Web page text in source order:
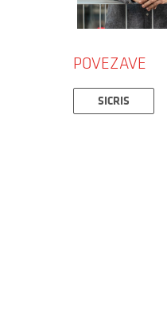
POVEZAVE
SICRIS